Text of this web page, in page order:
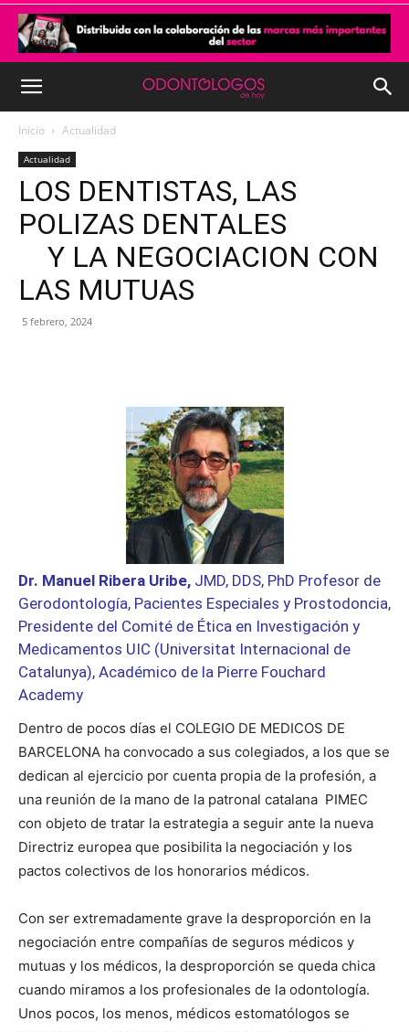
Inicio Actualidad
Actualidad
LOS DENTISTAS, LAS
POLIZAS DENTALES
Y LA NEGOCIACION CON
LAS MUTUAS
5 febrero, 2024
Dr. Manuel Ribera Uribe, JMD, DDS, PhD Profesor de
Gerodontología, Pacientes Especiales y Prostodoncia,
Presidente del Comité de Ética en Investigación y
Medicamentos UIC (Universitat Internacional de
Catalunya), Académico de la Pierre Fouchard
Academy
Dentro de pocos días el COLEGIO DE MEDICOS DE
BARCELONA ha convocado a sus colegiados, a los que se
dedican al ejercicio por cuenta propia de la profesión, a
una reunión de la mano de la patronal catalana PIMEC
con objeto de tratar la estrategia a seguir ante la nueva
Directriz europea que posibilita la negociación y los
pactos colectivos de los honorarios médicos.
Con ser extremadamente grave la desproporción en la
negociación entre compañías de seguros médicos y
mutuas y los médicos, la desproporción se queda chica
cuando miramos a los profesionales de la odontología.
Unos pocos, los menos, médicos estomatólogos se